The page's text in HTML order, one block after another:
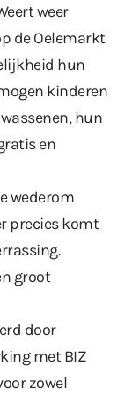
weer
de Oelemarkt
hun
kinderen
hun
en
wederom
precies komt
groot
door
met BIZ
zowel